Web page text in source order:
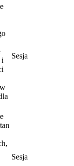
i
Sesja
Sesja